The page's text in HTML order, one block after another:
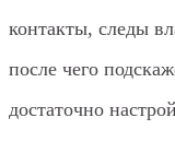
контакты, следы
после чего
достаточно